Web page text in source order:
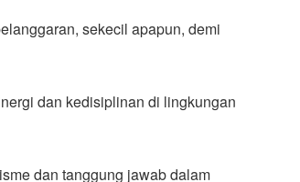
sekecil apapun, demi
dan kedisiplinan di lingkungan
dan tanggung jawab dalam